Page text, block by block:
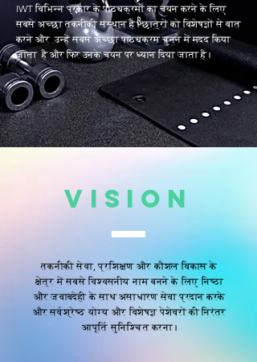
IWT विभिन्न प्रकार के पाठ्यक्रमों का चयन करने के लिए
सबसे अच्छा तकनीकी संस्थान है। छात्रों को विशेषज्ञों से बात
करने और उन्हें सबसे अच्छा पाठ्यक्रम चुनने में मदद किया
जाता है और फिर उनके चयन पर ध्यान दिया जाता है।
VISION
तकनीकी सेवा, प्रशिक्षण और कौशल विकास के
क्षेत्र में सबसे विश्वसनीय नाम बनने के लिए निष्ठा
और जवाबदेही के साथ असाधारण सेवा प्रदान करके
और सर्वश्रेष्ठ योग्य और विशेषज्ञ पेशेवरों की निरंतर
आपूर्ति सुनिश्चित करना।